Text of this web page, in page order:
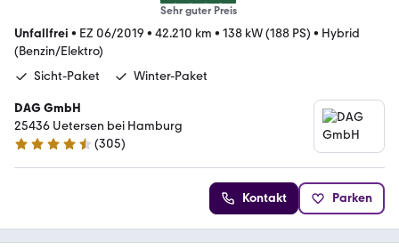
Sehr guter Preis
Unfallfrei • EZ 06/2019 • 42.210 km • 138 kW (188 PS) • Hybrid
(Benzin/Elektro)
Sicht-Paket
Winter-Paket
DAG GmbH
25436 Uetersen bei Hamburg
4.5 Sterne
(305)
Kontakt Parken